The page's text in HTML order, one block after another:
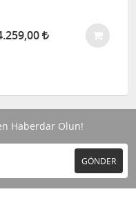
Haberdar Olun!
GÖNDER